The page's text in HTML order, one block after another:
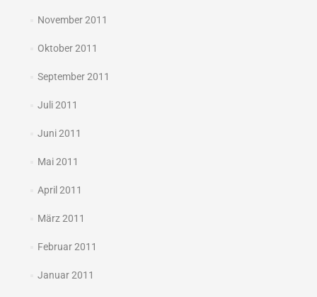
November 2011
Oktober 2011
September 2011
Juli 2011
Juni 2011
Mai 2011
April 2011
März 2011
Februar 2011
Januar 2011